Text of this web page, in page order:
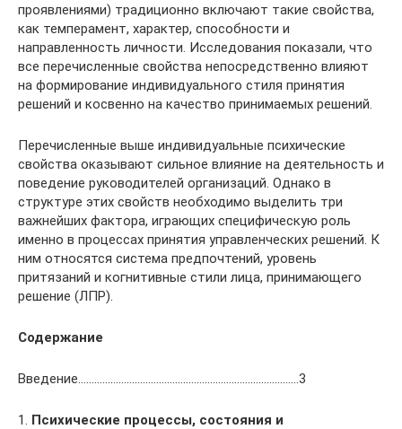
проявлениями) традиционно включают такие свойства,
как темперамент, характер, способности и
направленность личности. Исследования показали, что
все перечисленные свойства непосредственно влияют
на формирование индивидуального стиля принятия
решений и косвенно на качество принимаемых решений.
Перечисленные выше индивидуальные психические
свойства оказывают сильное влияние на деятельность и
поведение руководителей организаций. Однако в
структуре этих свойств необходимо выделить три
важнейших фактора, играющих специфическую роль
именно в процессах принятия управленческих решений. К
ним относятся система предпочтений, уровень
притязаний и когнитивные стили лица, принимающего
решение (ЛПР).
Содержание
Введение……………………………………………………………………….3
1. Психические процессы, состояния и